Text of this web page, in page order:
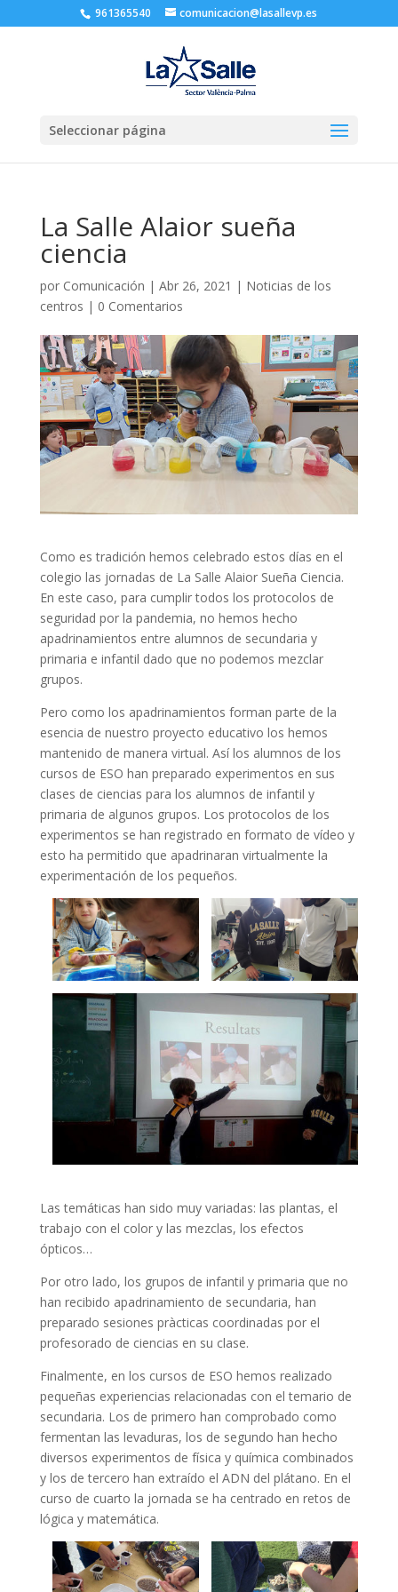
961365540 comunicacion@lasallevp.es
Seleccionar página
La Salle Alaior sueña
ciencia
por Comunicación | Abr 26, 2021 | Noticias de los
centros | 0 Comentarios
Como es tradición hemos celebrado estos días en el
colegio las jornadas de La Salle Alaior Sueña Ciencia.
En este caso, para cumplir todos los protocolos de
seguridad por la pandemia, no hemos hecho
apadrinamientos entre alumnos de secundaria y
primaria e infantil dado que no podemos mezclar
grupos.
Pero como los apadrinamientos forman parte de la
esencia de nuestro proyecto educativo los hemos
mantenido de manera virtual. Así los alumnos de los
cursos de ESO han preparado experimentos en sus
clases de ciencias para los alumnos de infantil y
primaria de algunos grupos. Los protocolos de los
experimentos se han registrado en formato de vídeo y
esto ha permitido que apadrinaran virtualmente la
experimentación de los pequeños.
Las temáticas han sido muy variadas: las plantas, el
trabajo con el color y las mezclas, los efectos
ópticos…
Por otro lado, los grupos de infantil y primaria que no
han recibido apadrinamiento de secundaria, han
preparado sesiones pràcticas coordinadas por el
profesorado de ciencias en su clase.
Finalmente, en los cursos de ESO hemos realizado
pequeñas experiencias relacionadas con el temario de
secundaria. Los de primero han comprobado como
fermentan las levaduras, los de segundo han hecho
diversos experimentos de física y química combinados
y los de tercero han extraído el ADN del plátano. En el
curso de cuarto la jornada se ha centrado en retos de
lógica y matemática.